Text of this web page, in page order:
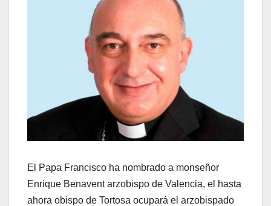
El Papa Francisco ha nombrado a monseñor
Enrique Benavent arzobispo de Valencia, el hasta
ahora obispo de Tortosa ocupará el arzobispado